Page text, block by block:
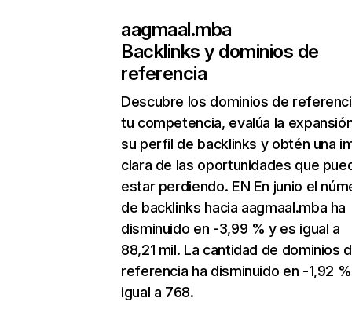
aagmaal.mba
Backlinks y dominios de
referencia
Descubre los dominios de
tu competencia, evalúa la
su perfil de backlinks y obtén una
clara de las oportunidades que
estar perdiendo. EN En junio el
de backlinks hacia aagmaal.mba ha
disminuido en -3,99 % y es igual a
88,21 mil. La cantidad de dominios
referencia ha disminuido en -1,92
igual a 768.